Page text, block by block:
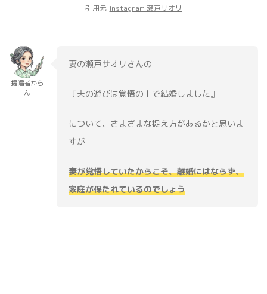
引用元:Instagram 瀬戸サオリ
提唱者から
ん
妻の瀬戸サオリさんの
『夫の遊びは覚悟の上で結婚しました』
について、さまざまな捉え方があるかと思いま
すが
妻が覚悟していたからこそ、離婚にはならず、
家庭が保たれているのでしょう